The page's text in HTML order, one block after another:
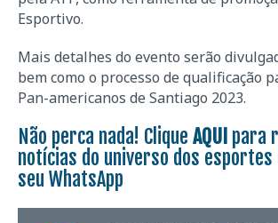
Esportivo.
Mais detalhes do evento serão
bem como o processo de qualificação
Pan-americanos de Santiago 2023.
Não perca nada! Clique AQUI para
notícias do universo dos esportes
seu WhatsApp